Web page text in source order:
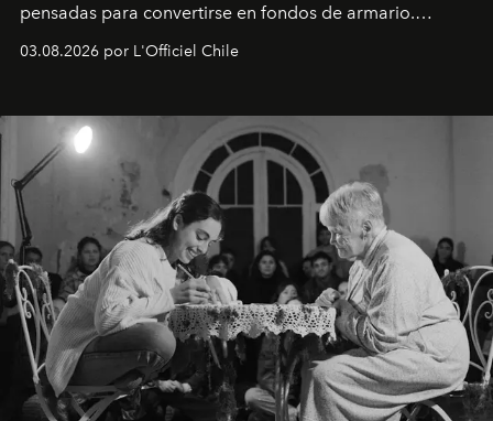
pensadas para convertirse en fondos de armario.
03.08.2026 por L'Officiel Chile